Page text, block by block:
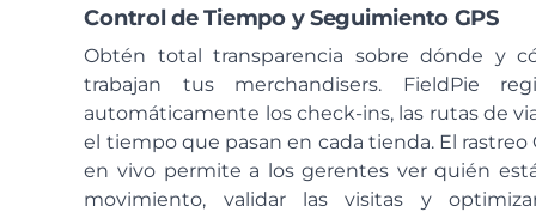
Control de Tiempo y Seguimiento GPS
Obtén total transparencia sobre dónde y
trabajan tus merchandisers. FieldPie
automáticamente los check-ins, las rutas de
el tiempo que pasan en cada tienda. El rastreo
en vivo permite a los gerentes ver quién
movimiento, validar las visitas y